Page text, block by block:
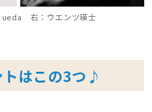
右：ウエンツ瑛士
はこの3つ♪